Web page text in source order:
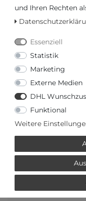
1023,35 € *
und Ihren Rechten
Essenziell
Statistik
Marketing
Externe Medien
DHL
Funktional
Weitere